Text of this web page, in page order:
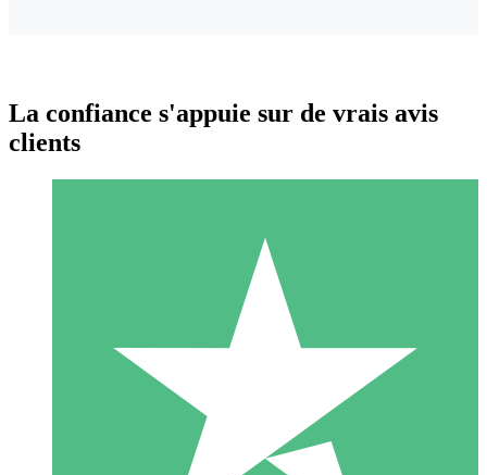
Packs de Crédits Individuels
Payez à l'utilisation avec des crédits de téléchargement. Sans
1 Téléchargement
10 00
La confiance s'appuie sur de vrais avis
clients